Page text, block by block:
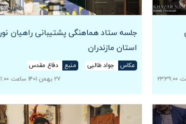
جلسه ستاد هماهنگی پشتیبانی راهیان نور
استان مازندران
عکاس جواد طالبی منبع
دفاع مقدس
۲۷ بهمن ۱۴۰۱ ساعت ۱۱:۰۱:۰۰